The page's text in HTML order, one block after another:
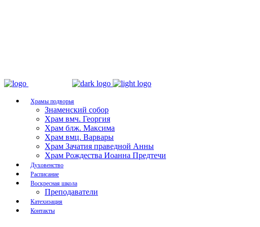
Храмы подворья
Знаменский собор
Храм вмч. Георгия
Храм блж. Максима
Храм вмц. Варвары
Храм Зачатия праведной Анны
Храм Рождества Иоанна Предтечи
Духовенство
Расписание
Воскресная школа
Преподаватели
Катехизация
Контакты